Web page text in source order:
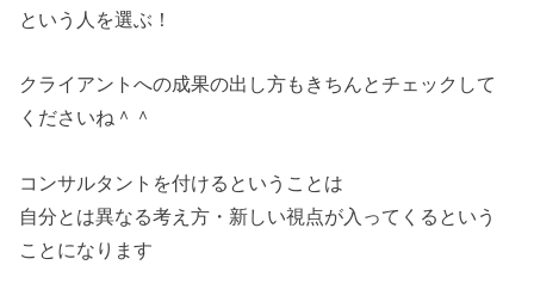
という人を選ぶ！
クライアントへの成果の出し方もきちんとチェックして
くださいね＾＾
コンサルタントを付けるということは
自分とは異なる考え方・新しい視点が入ってくるという
ことになります